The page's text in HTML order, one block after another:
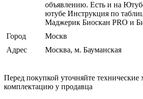
объявлению. Есть и на
ютубе Инструкция по
Маджерик Биоскан PRO и
Город
Москв
Адрес
Москва, м. Бауманская
Перед покупкой уточняйте технические
комплектацию у продавца